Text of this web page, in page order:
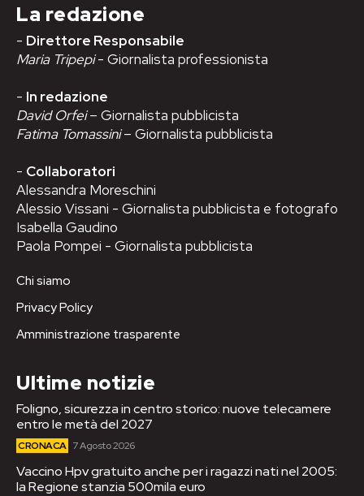
La redazione
- Direttore Responsabile
Maria Tripepi- Giornalista professionista
- In redazione
David Orfei– Giornalista pubblicista
Fatima Tomassini– Giornalista pubblicista
- Collaboratori
Alessandra Moreschini
Alessio Vissani - Giornalista pubblicista e fotografo
Isabella Gaudino
Paola Pompei - Giornalista pubblicista
Chi siamo
Privacy Policy
Amministrazione trasparente
Ultime notizie
Foligno, sicurezza in centro storico: nuove telecamere
entro le metà del 2027
CRONACA 7 Agosto 2026
Vaccino Hpv gratuito anche per i ragazzi nati nel 2005:
la Regione stanzia 500mila euro